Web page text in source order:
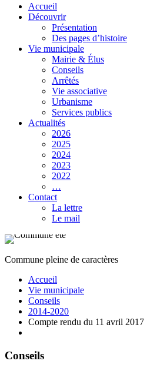
Accueil
Découvrir
Présentation
Des pages d’histoire
Vie municipale
Mairie & Élus
Conseils
Arrêtés
Vie associative
Urbanisme
Services publics
Actualités
2026
2025
2024
2023
2022
…
Contact
La lettre
Le mail
Commune pleine de caractères
Accueil
Vie municipale
Conseils
2014-2020
Compte rendu du 11 avril 2017
Conseils